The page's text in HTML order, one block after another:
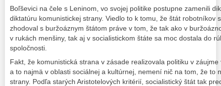
Boľševici na čele s Leninom, vo svojej politike postupne zamenili
diktatúru komunistickej strany. Viedlo to k tomu, že štát robotníkov
zhodoval s buržoáznym štátom práve v tom, že tak ako v
v rukách menšiny, tak aj v socialistickom štáte sa moc dostala do
spoločnosti.
Fakt, že komunistická strana v zásade realizovala politiku v
a to najmä v oblasti sociálnej a kultúrnej, nemení nič na tom, že to
strany. Podľa starých Aristotelových kritérií, socialistický štát tak